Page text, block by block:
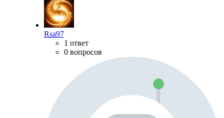
Rsa97
1 ответ
0 вопросов